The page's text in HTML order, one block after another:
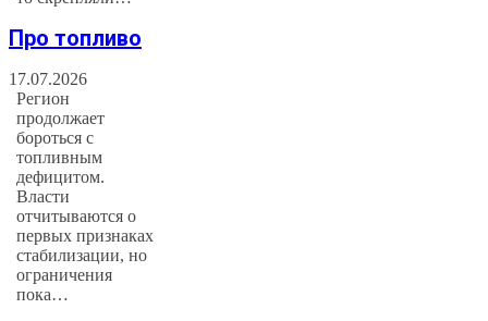
Про топливо
17.07.2026
Регион
продолжает
бороться с
топливным
дефицитом.
Власти
отчитываются о
первых признаках
стабилизации, но
ограничения
пока…